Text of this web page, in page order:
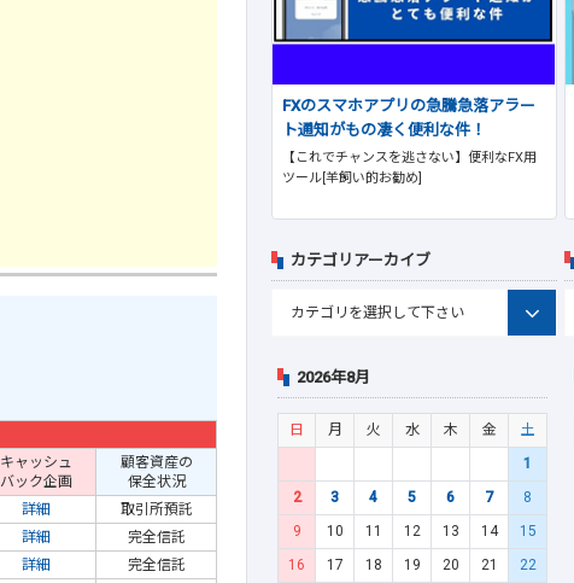
キャッシュ
バック企画
顧客資産の
保全状況
詳細
取引所預託
詳細
完全信託
詳細 完全信託
FXのスマホアプリの急騰急落アラー
ト通知がもの凄く便利な件！
【これでチャンスを逃さない】便利なFX用
ツール[羊飼い的お勧め]
カテゴリアーカイブ
2026年8月
日 月 火 水 木 金
土
1
2
3 4 5 6 7
8
9
10 11 12 13 14
15
16
17 18 19 20 21
22